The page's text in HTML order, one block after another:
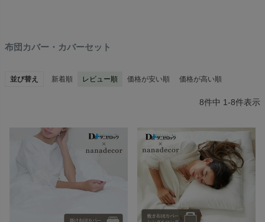
布団カバー・カバーセット
並び替え 新着順 レビュー順 価格が安い順 価格が高い順
8件中 1-8件表示